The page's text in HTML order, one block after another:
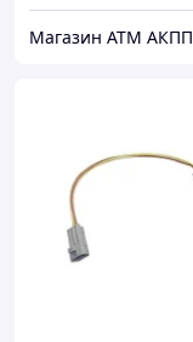
Магазин АТМ АКПП